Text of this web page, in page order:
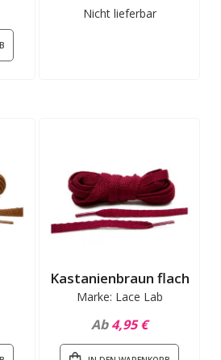
Nicht lieferbar
Kastanienbraun flach
Marke: Lace Lab
Ab 4,95 €